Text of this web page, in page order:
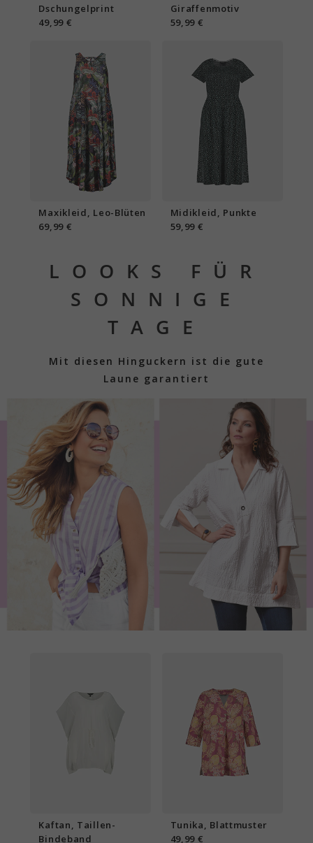
Dschungelprint
49,99 €
Giraffenmotiv
59,99 €
Maxikleid, Leo-Blüten
69,99 €
Midikleid, Punkte
59,99 €
LOOKS FÜR
SONNIGE
TAGE
Mit diesen Hinguckern ist die gute
Laune garantiert
Kaftan, Taillen-
Bindeband
Tunika, Blattmuster
49,99 €